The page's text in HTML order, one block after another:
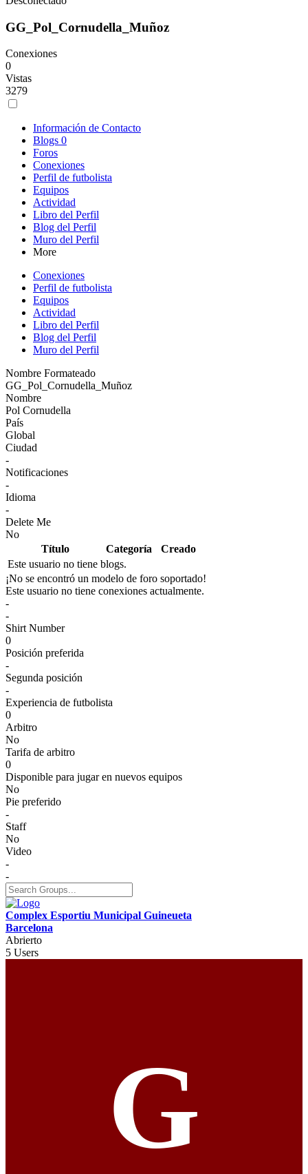
GG_Pol_Cornudella_Muñoz
Conexiones
0
Vistas
3279
Información de Contacto
Blogs 0
Foros
Conexiones
Perfil de futbolista
Equipos
Actividad
Libro del Perfil
Blog del Perfil
Muro del Perfil
More
Conexiones
Perfil de futbolista
Equipos
Actividad
Libro del Perfil
Blog del Perfil
Muro del Perfil
Nombre Formateado
GG_Pol_Cornudella_Muñoz
Nombre
Pol Cornudella
País
Global
Ciudad
-
Notificaciones
-
Idioma
-
Delete Me
No
Título
Categoría
Creado
Este usuario no tiene blogs.
¡No se encontró un modelo de foro soportado!
Este usuario no tiene conexiones actualmente.
-
-
Shirt Number
0
Posición preferida
-
Segunda posición
-
Experiencia de futbolista
0
Arbitro
No
Tarifa de arbitro
0
Disponible para jugar en nuevos equipos
No
Pie preferido
-
Staff
No
Video
-
-
Complex Esportiu Municipal Guineueta
Barcelona
Abrierto
5 Users
G